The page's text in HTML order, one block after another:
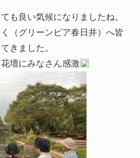
も良い気候になりましたね。
（グリーンピア春日井）へ皆
きました。
壇にみなさん感激